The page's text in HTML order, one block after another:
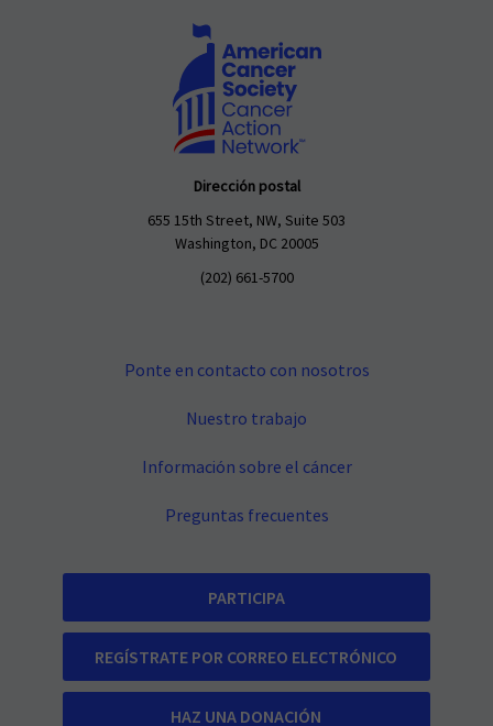
Dirección postal
655 15th Street, NW, Suite 503
Washington, DC 20005
(202) 661-5700
Ponte en contacto con nosotros
Nuestro trabajo
Información sobre el cáncer
Preguntas frecuentes
PARTICIPA
REGÍSTRATE POR CORREO ELECTRÓNICO
HAZ UNA DONACIÓN